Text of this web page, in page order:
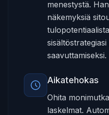
menestystä.
näkemyksiä
saavuttamiseksi.
Aikatehokas
Ohita
laskelmat.